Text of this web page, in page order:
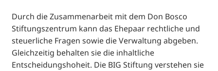
Durch die Zusammenarbeit mit dem Don Bosco
Stiftungszentrum kann das Ehepaar rechtliche und
steuerliche Fragen sowie die Verwaltung abgeben.
Gleichzeitig behalten sie die inhaltliche
Entscheidungshoheit. Die BIG Stiftung verstehen sie